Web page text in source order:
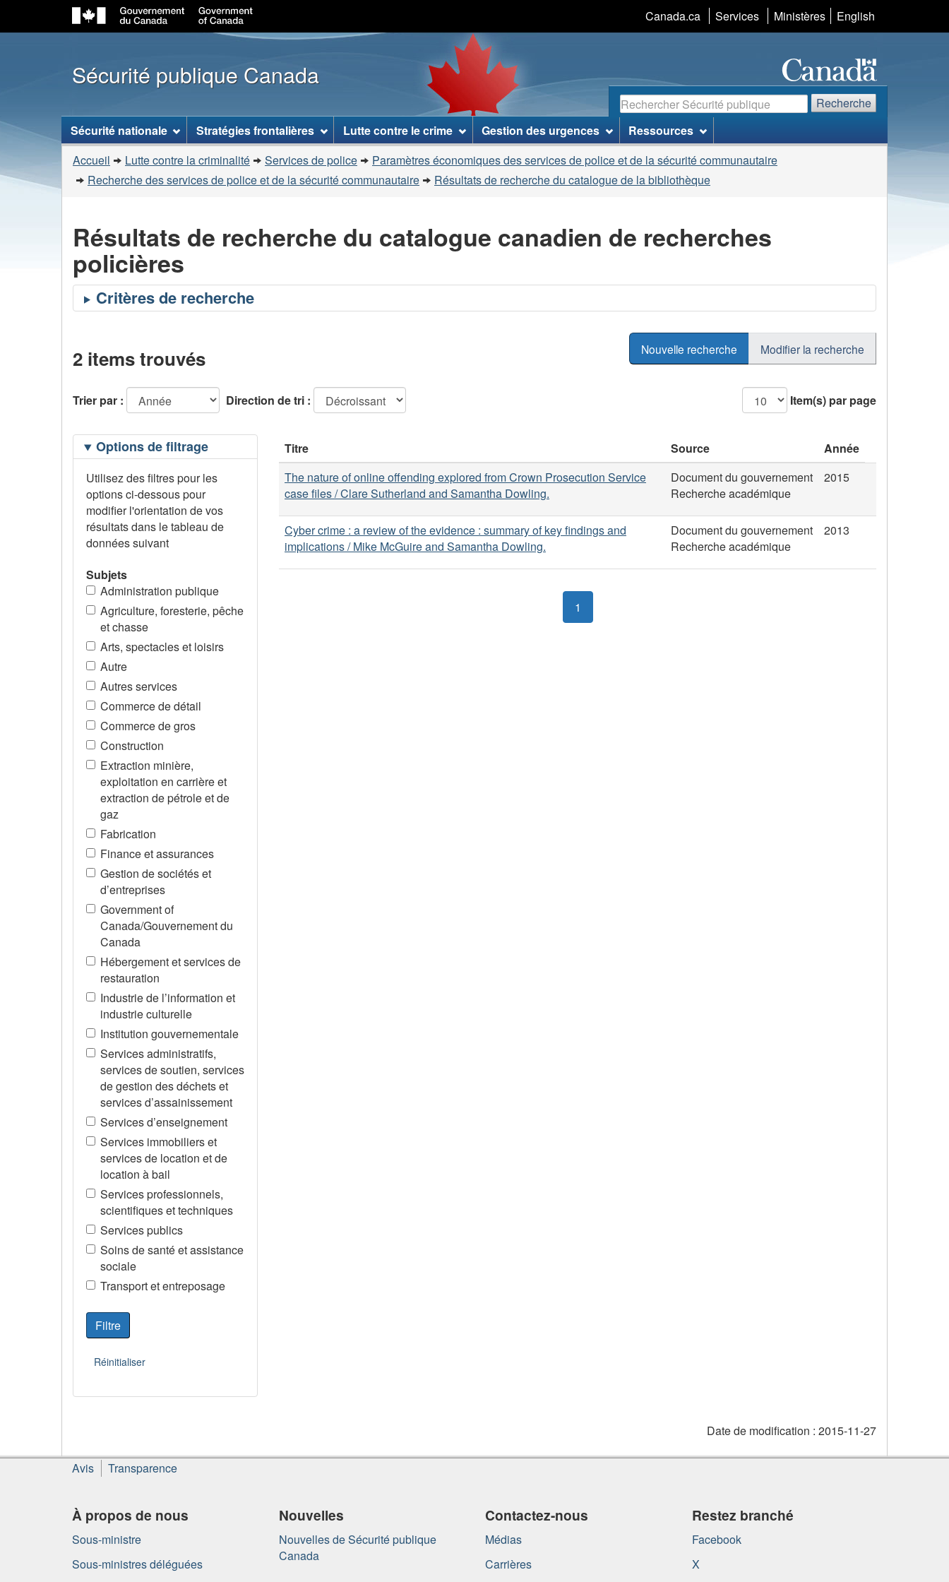
au
contenu
principal
à
«
propos
ce
site
»
à
la
version
simplifiée
Canada.ca Services Ministères Sélection
de
la
langue
English
Sécurité publique Canada
Recherche Recherche
Menu
des
sujets
Sécurité nationale Stratégies frontalières Lutte contre le crime Gestion des urgences Ressources
Vous
êtes
Accueil Lutte contre la criminalité Services de police
Paramètres économiques des services de police et de la sécurité communautaire
Recherche des services de police et de la sécurité communautaire
Résultats de recherche du catalogue de la bibliothèque
Résultats de recherche du catalogue canadien de recherches
policières
2 items trouvés Nouvelle recherche Modifier la recherche
Trier par : Direction de tri : Item(s) par page
Filtrage
desOptions de filtrage
Utilisez des filtres pour les
options ci-dessous pour
modifier l'orientation de vos
résultats dans le tableau de
données suivant
Subjets
Administration publique
Agriculture, foresterie, pêche
et chasse
Arts, spectacles et loisirs
Autre
Autres services
Commerce de détail
Commerce de gros
Construction
Extraction minière,
exploitation en carrière et
extraction de pétrole et de
gaz
Fabrication
Finance et assurances
Gestion de sociétés et
d’entreprises
Government of
Canada/Gouvernement du
Canada
Hébergement et services de
restauration
Industrie de l’information et
industrie culturelle
Institution gouvernementale
Services administratifs,
services de soutien, services
de gestion des déchets et
services d’assainissement
Services d’enseignement
Services immobiliers et
services de location et de
location à bail
Services professionnels,
scientifiques et techniques
Services publics
Soins de santé et assistance
sociale
Transport et entreposage
Titre Source
Année
The nature of online offending explored from Crown Prosecution Service
case files / Clare Sutherland and Samantha Dowling.
Document du gouvernement
Recherche académique
2015
Cyber crime : a review of the evidence : summary of key findings and
implications / Mike McGuire and Samantha Dowling.
Document du gouvernement
Recherche académique
2013
1
Date de modification : 2015-11-27
À
propos
ce
site
Avis Transparence
À propos de nous
Sous-ministre
Sous-ministres déléguées
Nouvelles
Nouvelles de Sécurité publique
Canada
Contactez-nous
Médias
Carrières
Restez branché
Facebook
X